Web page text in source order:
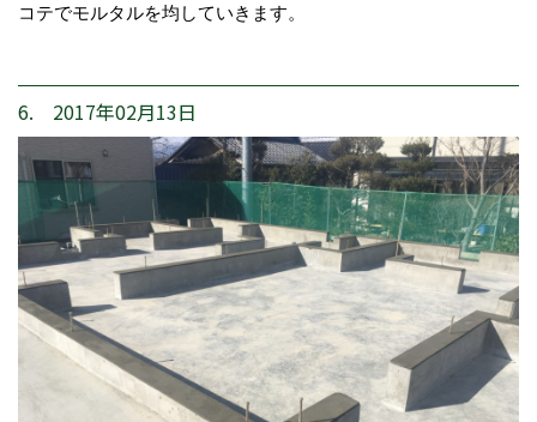
コテでモルタルを均していきます。
6. 2017年02月13日